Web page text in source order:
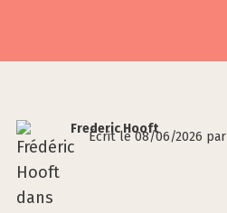
Écrit le 08/06/2026 par
Fre­de­ric Hooft